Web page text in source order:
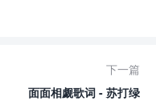
下一篇
面面相觑歌词 - 苏打绿